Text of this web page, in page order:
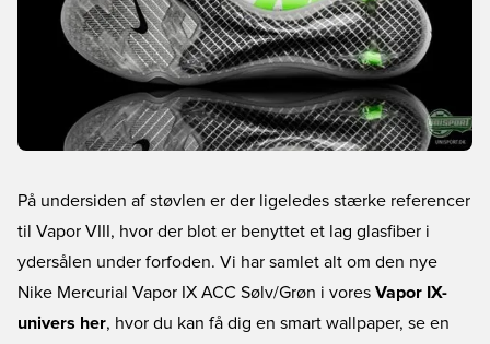
På undersiden af støvlen er der ligeledes stærke referencer
til Vapor VIII, hvor der blot er benyttet et lag glasfiber i
ydersålen under forfoden. Vi har samlet alt om den nye
Nike Mercurial Vapor IX ACC Sølv/Grøn i vores Vapor IX-
univers her, hvor du kan få dig en smart wallpaper, se en